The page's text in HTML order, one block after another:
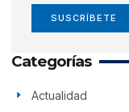
SUSCRÍBETE
Categorías
Actualidad